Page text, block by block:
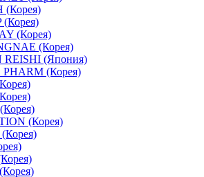
(Корея)
(Корея)
(Корея)
REISHI (Япония)
(Корея)
(Корея)